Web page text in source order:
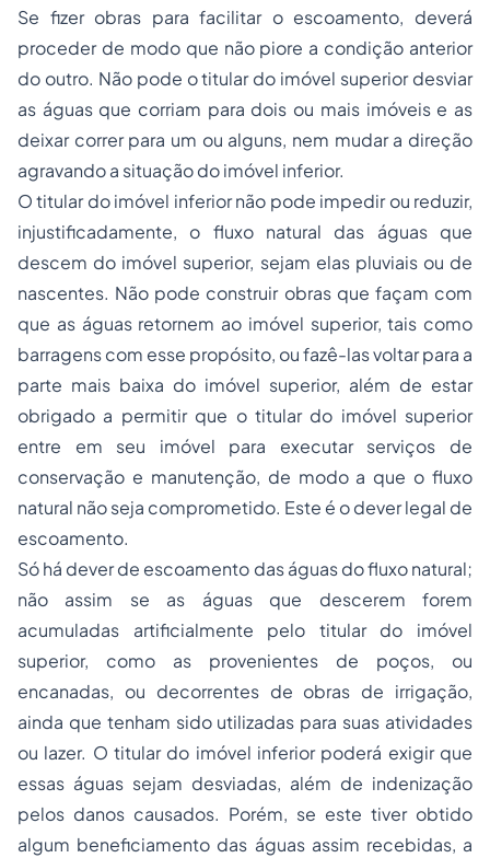
Se fizer obras para facilitar o escoamento, deverá
proceder de modo que não piore a condição anterior
do outro. Não pode o titular do imóvel superior desviar
as águas que corriam para dois ou mais imóveis e as
deixar correr para um ou alguns, nem mudar a direção
agravando a situação do imóvel inferior.
O titular do imóvel inferior não pode impedir ou reduzir,
injustificadamente, o fluxo natural das águas que
descem do imóvel superior, sejam elas pluviais ou de
nascentes. Não pode construir obras que façam com
que as águas retornem ao imóvel superior, tais como
barragens com esse propósito, ou fazê-las voltar para a
parte mais baixa do imóvel superior, além de estar
obrigado a permitir que o titular do imóvel superior
entre em seu imóvel para executar serviços de
conservação e manutenção, de modo a que o fluxo
natural não seja comprometido. Este é o dever legal de
escoamento.
Só há dever de escoamento das águas do fluxo natural;
não assim se as águas que descerem forem
acumuladas artificialmente pelo titular do imóvel
superior, como as provenientes de poços, ou
encanadas, ou decorrentes de obras de irrigação,
ainda que tenham sido utilizadas para suas atividades
ou lazer. O titular do imóvel inferior poderá exigir que
essas águas sejam desviadas, além de indenização
pelos danos causados. Porém, se este tiver obtido
algum beneficiamento das águas assim recebidas, a